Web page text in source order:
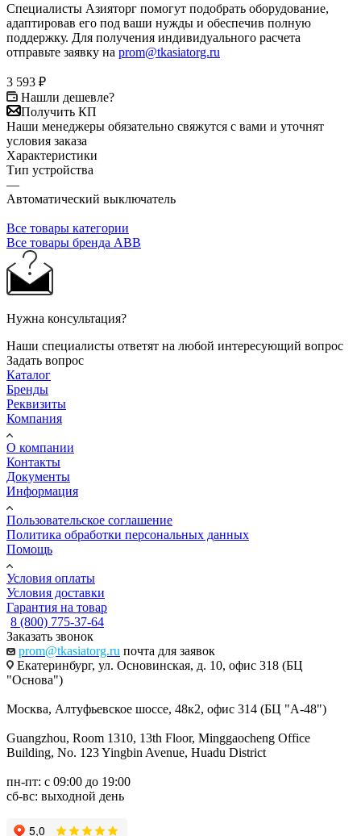
Специалисты Азияторг помогут подобрать оборудование,
адаптировав его под ваши нужды и обеспечив полную
поддержку. Для получения индивидуального расчета
отправьте заявку на prom@tkasiatorg.ru
3 593 ₽
Нашли дешевле?
Получить КП
Наши менеджеры обязательно свяжутся с вами и уточнят
условия заказа
Характеристики
Тип устройства
—
Автоматический выключатель
Все товары категории
Все товары бренда ABB
Нужна консультация?
Наши специалисты ответят на любой интересующий вопрос
Задать вопрос
Каталог
Бренды
Реквизиты
Компания
О компании
Контакты
Документы
Информация
Пользовательское соглашение
Политика обработки персональных данных
Помощь
Условия оплаты
Условия доставки
Гарантия на товар
8 (800) 775-37-64
Заказать звонок
prom@tkasiatorg.ru почта для заявок
Екатеринбург, ул. Основинская, д. 10, офис 318 (БЦ
"Основа")
Москва, Алтуфьевское шоссе, 48к2, офис 314 (БЦ "А-48")
Guangzhou, Room 1310, 13th Floor, Minggaocheng Office
Building, No. 123 Yingbin Avenue, Huadu District
пн-пт: с 09:00 до 19:00
сб-вс: выходной день